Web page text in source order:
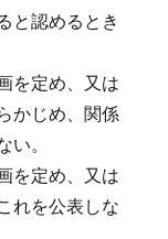
と認めるとき
を定め、又は
かじめ、関係
。
を定め、又は
れを公表しな